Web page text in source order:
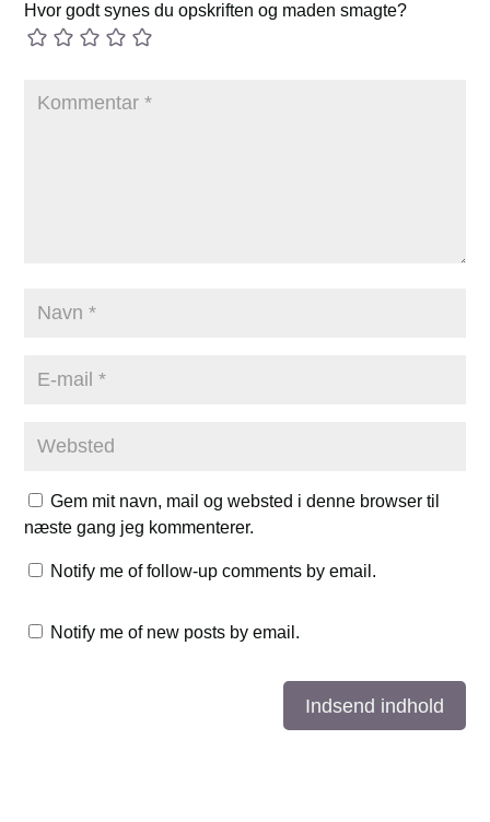
Hvor godt synes du opskriften og maden smagte?
Gem mit navn, mail og websted i denne browser til
næste gang jeg kommenterer.
Notify me of follow-up comments by email.
Notify me of new posts by email.
Indsend indhold